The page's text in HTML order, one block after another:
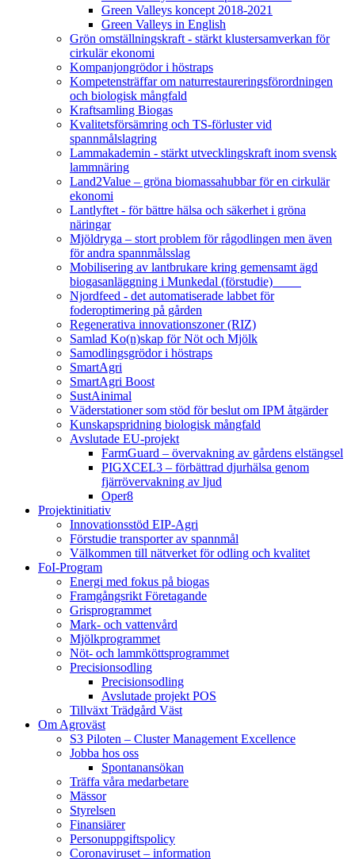
Green Valleys koncept 2018-2021
Green Valleys in English
Grön omställningskraft - stärkt klustersamverkan för
cirkulär ekonomi
Kompanjongrödor i höstraps
Kompetensträffar om naturrestaureringsförordningen
och biologisk mångfald
Kraftsamling Biogas
Kvalitetsförsämring och TS-förluster vid
spannmålslagring
Lammakademin - stärkt utvecklingskraft inom svensk
lammnäring
Land2Value – gröna biomassahubbar för en cirkulär
ekonomi
Lantlyftet - för bättre hälsa och säkerhet i gröna
näringar
Mjöldryga – stort problem för rågodlingen men även
för andra spannmålsslag
Mobilisering av lantbrukare kring gemensamt ägd
biogasanläggning i Munkedal (förstudie)
Njordfeed - det automatiserade labbet för
foderoptimering på gården
Regenerativa innovationszoner (RIZ)
Samlad Ko(n)skap för Nöt och Mjölk
Samodlingsgrödor i höstraps
SmartAgri
SmartAgri Boost
SustAinimal
Väderstationer som stöd för beslut om IPM åtgärder
Kunskapspridning biologisk mångfald
Avslutade EU-projekt
FarmGuard – övervakning av gårdens elstängsel
PIGXCEL3 – förbättrad djurhälsa genom
fjärrövervakning av ljud
Oper8
Projektinitiativ
Innovationsstöd EIP-Agri
Förstudie transporter av spannmål
Välkommen till nätverket för odling och kvalitet
FoI-Program
Energi med fokus på biogas
Framgångsrikt Företagande
Grisprogrammet
Mark- och vattenvård
Mjölkprogrammet
Nöt- och lammköttsprogrammet
Precisionsodling
Precisionsodling
Avslutade projekt POS
Tillväxt Trädgård Väst
Om Agroväst
S3 Piloten – Cluster Management Excellence
Jobba hos oss
Spontanansökan
Träffa våra medarbetare
Mässor
Styrelsen
Finansiärer
Personuppgiftspolicy
Coronaviruset – information